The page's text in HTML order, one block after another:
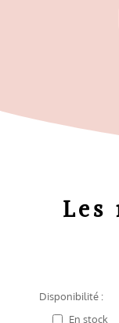
Les
Disponibilité :
En stock